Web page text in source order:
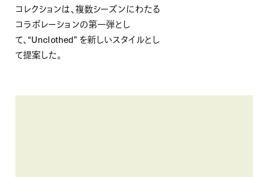
コレクションは、複数シーズンにわたる
コラボレーションの第一弾とし
て、“Unclothed” を新しいスタイルとし
て提案した。